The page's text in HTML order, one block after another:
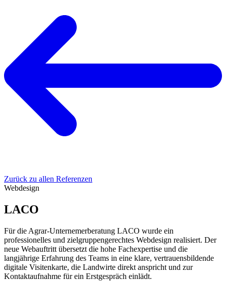
Zurück zu allen Referenzen
Webdesign
LACO
Für die Agrar-Unternemerberatung LACO wurde ein
professionelles und zielgruppengerechtes Webdesign realisiert. Der
neue Webauftritt übersetzt die hohe Fachexpertise und die
langjährige Erfahrung des Teams in eine klare, vertrauensbildende
digitale Visitenkarte, die Landwirte direkt anspricht und zur
Kontaktaufnahme für ein Erstgespräch einlädt.